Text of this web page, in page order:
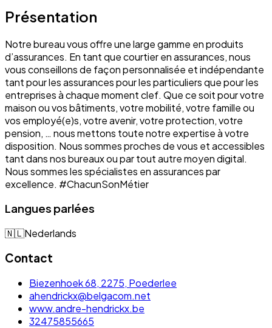
Présentation
Notre bureau vous offre une large gamme en produits
d’assurances. En tant que courtier en assurances, nous
vous conseillons de façon personnalisée et indépendante
tant pour les assurances pour les particuliers que pour les
entreprises à chaque moment clef. Que ce soit pour votre
maison ou vos bâtiments, votre mobilité, votre famille ou
vos employé(e)s, votre avenir, votre protection, votre
pension, … nous mettons toute notre expertise à votre
disposition. Nous sommes proches de vous et accessibles
tant dans nos bureaux ou par tout autre moyen digital.
Nous sommes les spécialistes en assurances par
excellence. #ChacunSonMétier
Langues parlées
🇳🇱Nederlands
Contact
Biezenhoek 68, 2275, Poederlee
ahendrickx@belgacom.net
www.andre-hendrickx.be
32475855665